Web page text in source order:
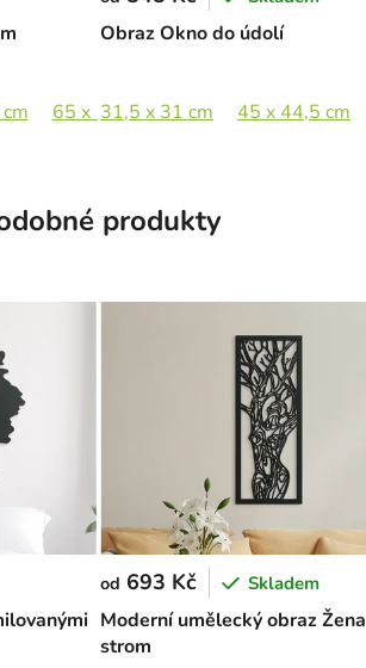
65 x 120,5 cm 89 x 165 cm
Obraz Okno do údolí
31,5 x 31 cm 45 x 44,5 cm
produkty
Moderní umělecký obraz
strom
od 693 Kč Skladem